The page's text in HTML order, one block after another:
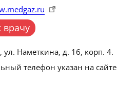
врачу
ул. Наметкина, д. 16, корп. 4.
телефон указан на сайте